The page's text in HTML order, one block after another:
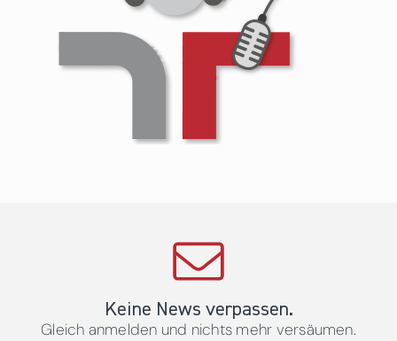
Keine News verpassen.
Gleich anmelden und nichts mehr versäumen.